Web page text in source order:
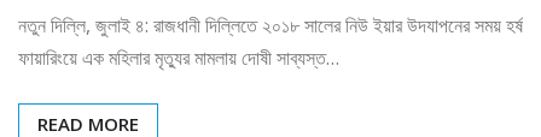
নতুন দিল্লি, জুলাই ৪: রাজধানী দিল্লিতে ২০১৮ সালের নিউ ইয়ার উদযাপনের সময় হর্ষ
ফায়ারিংয়ে এক মহিলার মৃত্যুর মামলায় দোষী সাব্যস্ত…
READ MORE